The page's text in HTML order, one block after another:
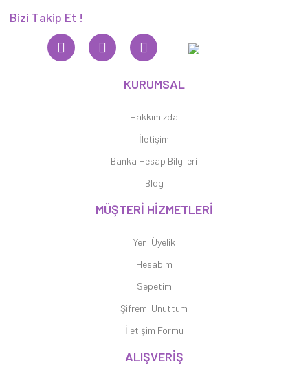
Bizi Takip Et !
KURUMSAL
Hakkımızda
İletişim
Banka Hesap Bilgileri
Blog
MÜŞTERİ HİZMETLERİ
Yeni Üyelik
Hesabım
Sepetim
Şifremi Unuttum
İletişim Formu
ALIŞVERİŞ